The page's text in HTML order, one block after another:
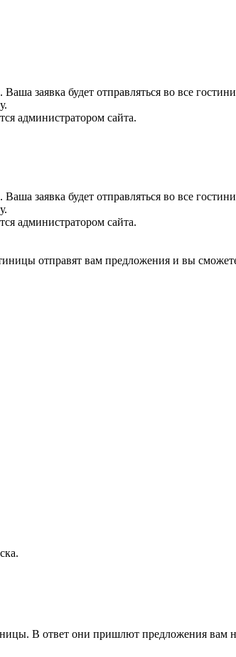
заявка будет отправляться во все
администратором сайта.
заявка будет отправляться во все
администратором сайта.
отправят вам предложения и вы
.
В ответ они пришлют предложения вам